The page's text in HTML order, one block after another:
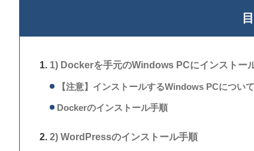
1) Dockerを手元のWindows PCにインストー
【注意】インストールするWindows PCについて
Dockerのインストール手順
2) WordPressのインストール手順